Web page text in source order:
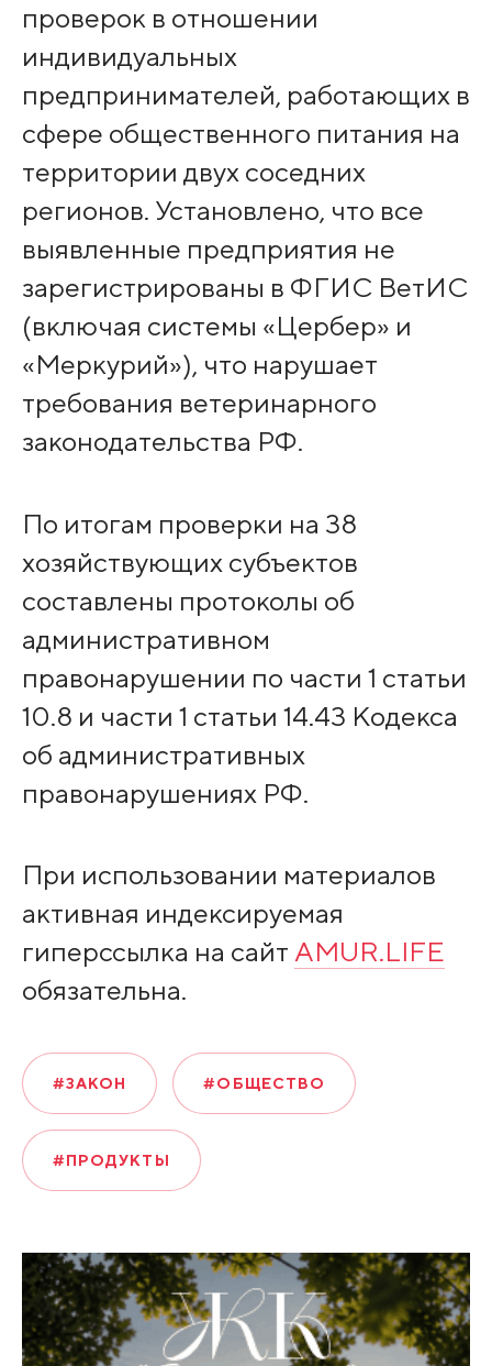
проверок в отношении
индивидуальных
предпринимателей, работающих в
сфере общественного питания на
территории двух соседних
регионов. Установлено, что все
выявленные предприятия не
зарегистрированы в ФГИС ВетИС
(включая системы «Цербер» и
«Меркурий»), что нарушает
требования ветеринарного
законодательства РФ.
По итогам проверки на 38
хозяйствующих субъектов
составлены протоколы об
административном
правонарушении по части 1 статьи
10.8 и части 1 статьи 14.43 Кодекса
об административных
правонарушениях РФ.
При использовании материалов
активная индексируемая
гиперссылка на сайт AMUR.LIFE
обязательна.
#ЗАКОН #ОБЩЕСТВО
#ПРОДУКТЫ